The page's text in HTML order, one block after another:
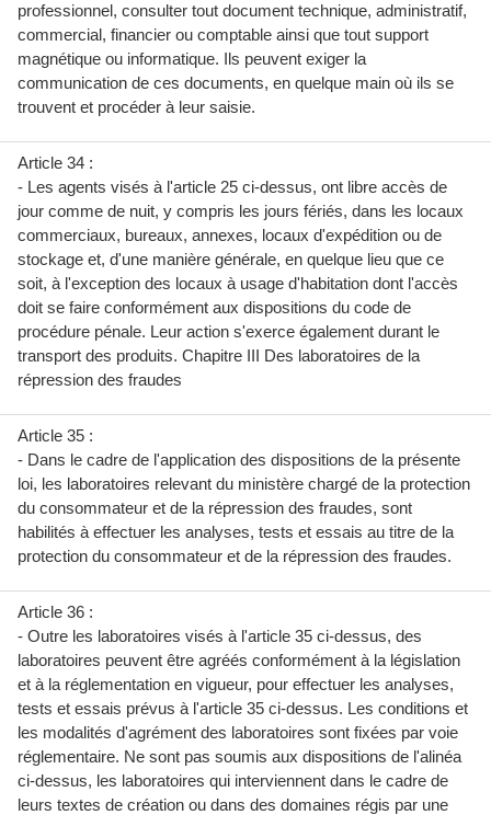
professionnel, consulter tout document technique, administratif,
commercial, financier ou comptable ainsi que tout support
magnétique ou informatique. Ils peuvent exiger la
communication de ces documents, en quelque main où ils se
trouvent et procéder à leur saisie.
Article 34 :
- Les agents visés à l'article 25 ci-dessus, ont libre accès de
jour comme de nuit, y compris les jours fériés, dans les locaux
commerciaux, bureaux, annexes, locaux d'expédition ou de
stockage et, d'une manière générale, en quelque lieu que ce
soit, à l'exception des locaux à usage d'habitation dont l'accès
doit se faire conformément aux dispositions du code de
procédure pénale. Leur action s'exerce également durant le
transport des produits. Chapitre III Des laboratoires de la
répression des fraudes
Article 35 :
- Dans le cadre de l'application des dispositions de la présente
loi, les laboratoires relevant du ministère chargé de la protection
du consommateur et de la répression des fraudes, sont
habilités à effectuer les analyses, tests et essais au titre de la
protection du consommateur et de la répression des fraudes.
Article 36 :
- Outre les laboratoires visés à l'article 35 ci-dessus, des
laboratoires peuvent être agréés conformément à la législation
et à la réglementation en vigueur, pour effectuer les analyses,
tests et essais prévus à l'article 35 ci-dessus. Les conditions et
les modalités d'agrément des laboratoires sont fixées par voie
réglementaire. Ne sont pas soumis aux dispositions de l'alinéa
ci-dessus, les laboratoires qui interviennent dans le cadre de
leurs textes de création ou dans des domaines régis par une